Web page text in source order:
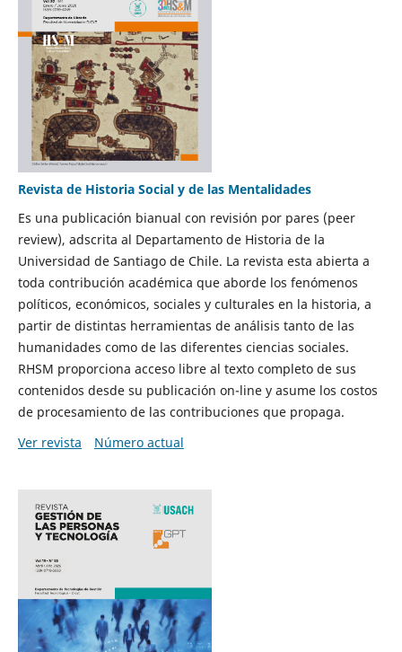
Revista de Historia Social y de las Mentalidades
Es una publicación bianual con revisión por pares (peer
review), adscrita al Departamento de Historia de la
Universidad de Santiago de Chile. La revista esta abierta a
toda contribución académica que aborde los fenómenos
políticos, económicos, sociales y culturales en la historia, a
partir de distintas herramientas de análisis tanto de las
humanidades como de las diferentes ciencias sociales.
RHSM proporciona acceso libre al texto completo de sus
contenidos desde su publicación on-line y asume los costos
de procesamiento de las contribuciones que propaga.
Ver revista
Número actual